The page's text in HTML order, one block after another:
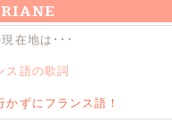
在地は･･･
ス語の歌詞
かずにフランス語！